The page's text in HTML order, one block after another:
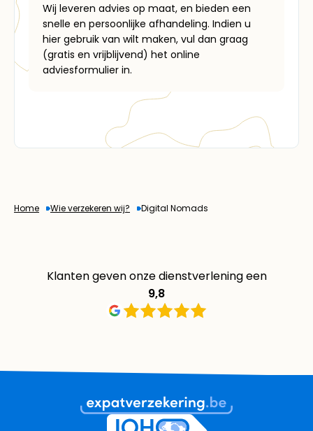
Wij leveren advies op maat, en bieden een
snelle en persoonlijke afhandeling. Indien u
hier gebruik van wilt maken, vul dan graag
(gratis en vrijblijvend) het online
adviesformulier in.
Home Wie verzekeren wij? Digital Nomads
Klanten geven onze dienstverlening een
9,8